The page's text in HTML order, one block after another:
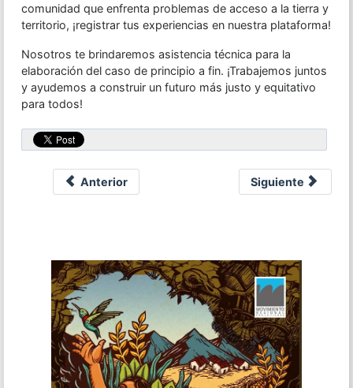
comunidad que enfrenta problemas de acceso a la tierra y
territorio, ¡registrar tus experiencias en nuestra plataforma!
Nosotros te brindaremos asistencia técnica para la
elaboración del caso de principio a fin. ¡Trabajemos juntos
y ayudemos a construir un futuro más justo y equitativo
para todos!
Anterior Siguiente